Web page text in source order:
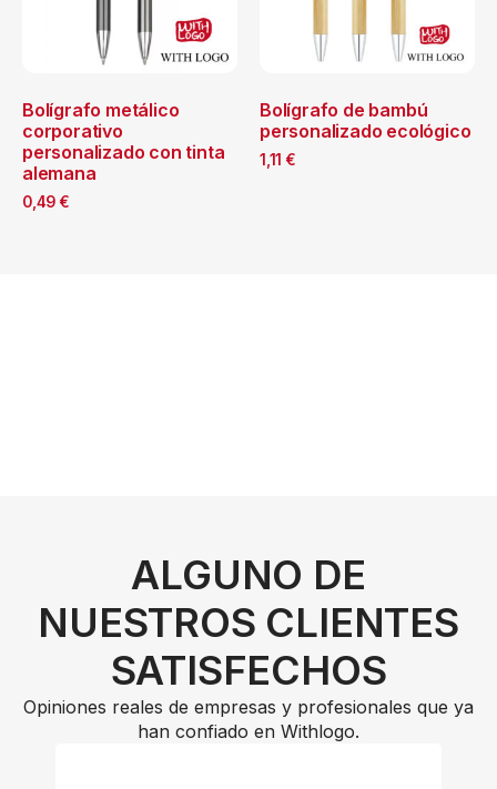
Bolígrafo metálico
corporativo
personalizado con tinta
alemana
0,49 €
Bolígrafo de bambú
personalizado ecológico
1,11 €
ALGUNO DE
NUESTROS CLIENTES
SATISFECHOS
Opiniones reales de empresas y profesionales que ya
han confiado en Withlogo.